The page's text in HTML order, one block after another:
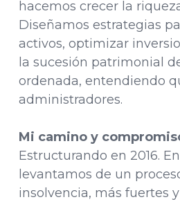
hacemos crecer la
Diseñamos estrategias
activos, optimizar
la sucesión patrimonial
ordenada, entendiendo
administradores.
Mi camino y
Estructurando en 2016.
levantamos de un
insolvencia, más fuertes